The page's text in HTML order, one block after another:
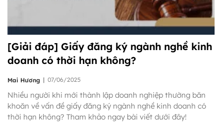
[Giải đáp] Giấy đăng ký ngành nghề kinh
doanh có thời hạn không?
Mai Hương | 07/06/2025
Nhiều người khi mới thành lập doanh nghiệp thường băn
khoăn về vấn đề giấy đăng ký ngành nghề kinh doanh có
thời hạn không? Tham khảo ngay bài viết dưới đây!